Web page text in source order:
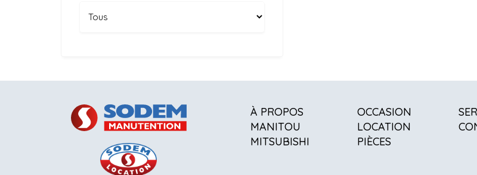
À PROPOS
MANITOU
MITSUBISHI
OCCASION
LOCATION
PIÈCES